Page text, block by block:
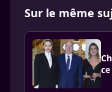
Sur le même